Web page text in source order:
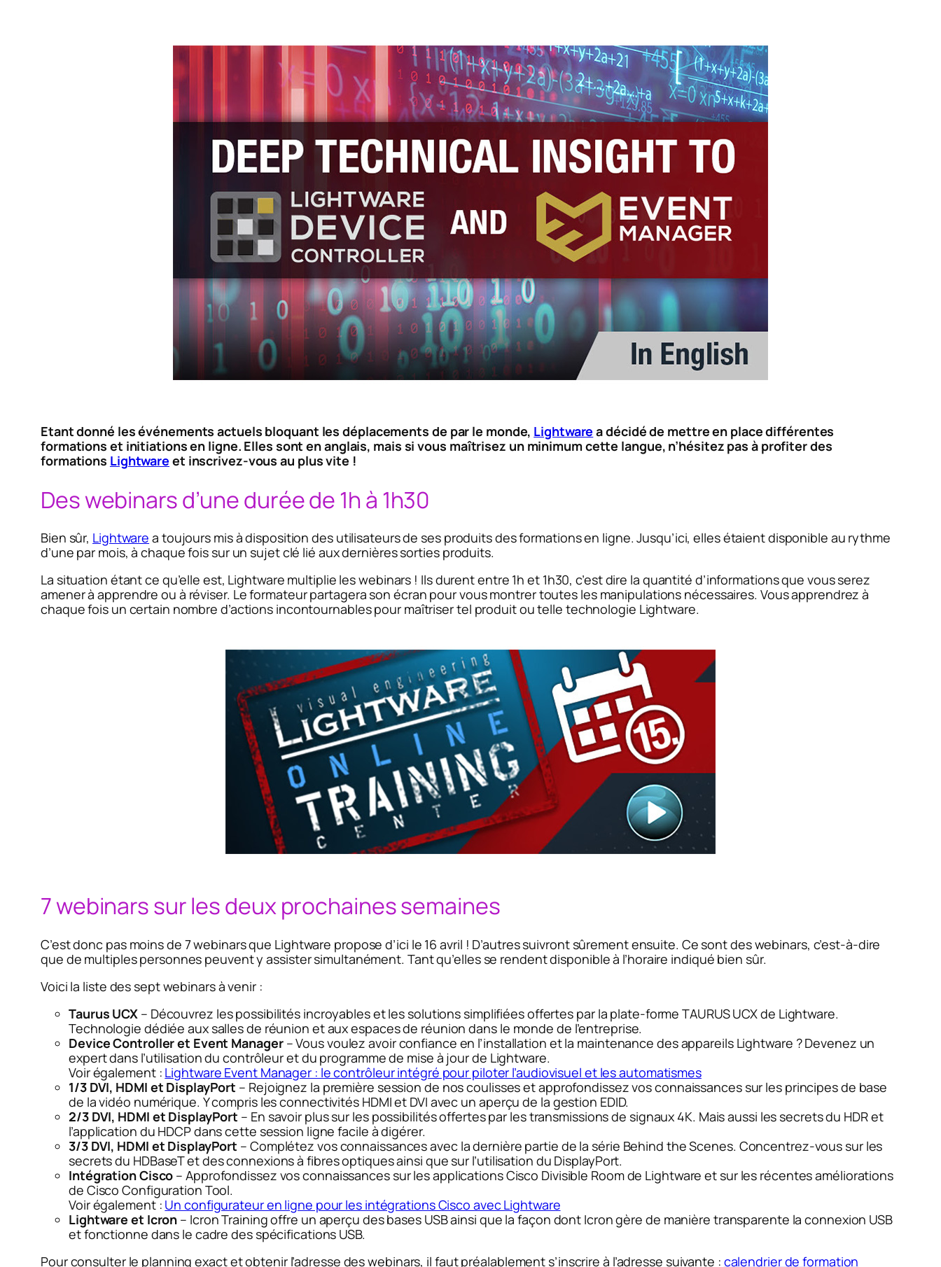
Etant donné les événements actuels bloquant les déplacements de par le monde, Lightware a décidé de mettre en place différentes
formations et initiations en ligne. Elles sont en anglais, mais si vous maîtrisez un minimum cette langue, n’hésitez pas à profiter des
formations Lightware et inscrivez-vous au plus vite !
Des webinars d’une durée de 1h à 1h30
Bien sûr, Lightware a toujours mis à disposition des utilisateurs de ses produits des formations en ligne. Jusqu’ici, elles étaient disponible au rythme
d’une par mois, à chaque fois sur un sujet clé lié aux dernières sorties produits.
La situation étant ce qu’elle est, Lightware multiplie les webinars ! Ils durent entre 1h et 1h30, c’est dire la quantité d’informations que vous serez
amener à apprendre ou à réviser. Le formateur partagera son écran pour vous montrer toutes les manipulations nécessaires. Vous apprendrez à
chaque fois un certain nombre d’actions incontournables pour maîtriser tel produit ou telle technologie Lightware.
7 webinars sur les deux prochaines semaines
C’est donc pas moins de 7 webinars que Lightware propose d’ici le 16 avril ! D’autres suivront sûrement ensuite. Ce sont des webinars, c’est-à-dire
que de multiples personnes peuvent y assister simultanément. Tant qu’elles se rendent disponible à l’horaire indiqué bien sûr.
Voici la liste des sept webinars à venir :
Taurus UCX – Découvrez les possibilités incroyables et les solutions simplifiées offertes par la plate-forme TAURUS UCX de Lightware.
Technologie dédiée aux salles de réunion et aux espaces de réunion dans le monde de l’entreprise.
Device Controller et Event Manager– Vous voulez avoir confiance en l’installation et la maintenance des appareils Lightware ? Devenez un
expert dans l’utilisation du contrôleur et du programme de mise à jour de Lightware.
Voir également : Lightware Event Manager : le contrôleur intégré pour piloter l’audiovisuel et les automatismes
1/3 DVI, HDMI et DisplayPort – Rejoignez la première session de nos coulisses et approfondissez vos connaissances sur les principes de base
de la vidéo numérique. Y compris les connectivités HDMI et DVI avec un aperçu de la gestion EDID.
2/3 DVI, HDMI et DisplayPort – En savoir plus sur les possibilités offertes par les transmissions de signaux 4K. Mais aussi les secrets du HDR et
l’application du HDCP dans cette session ligne facile à digérer.
3/3 DVI, HDMI et DisplayPort – Complétez vos connaissances avec la dernière partie de la série Behind the Scenes. Concentrez-vous sur les
secrets du HDBaseT et des connexions à fibres optiques ainsi que sur l’utilisation du DisplayPort.
Intégration Cisco – Approfondissez vos connaissances sur les applications Cisco Divisible Room de Lightware et sur les récentes améliorations
de Cisco Configuration Tool.
Voir également : Un configurateur en ligne pour les intégrations Cisco avec Lightware
Lightware et Icron – Icron Training offre un aperçu des bases USB ainsi que la façon dont Icron gère de manière transparente la connexion USB
et fonctionne dans le cadre des spécifications USB.
Pour consulter le planning exact et obtenir l’adresse des webinars, il faut préalablement s’inscrire à l’adresse suivante : calendrier de formation